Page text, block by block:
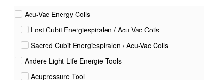
Acu-Vac Energy Coils
Lost Cubit Energiespiralen / Acu-Vac Coils
Sacred Cubit Energiespiralen / Acu-Vac Coils
Andere Light-Life Energie Tools
Acupressure Tool